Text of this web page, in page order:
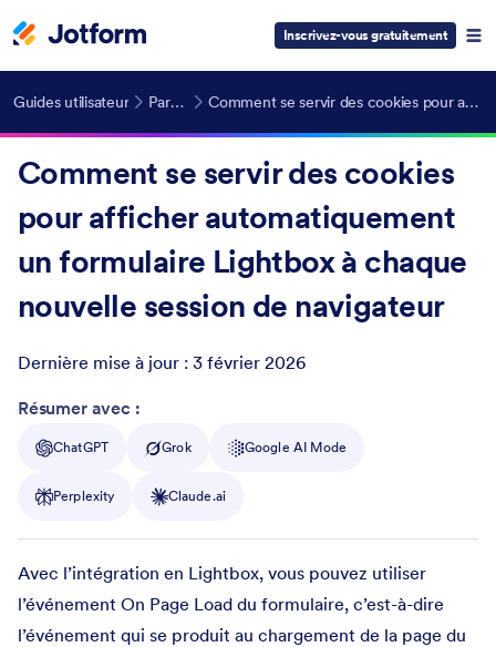
Inscrivez-vous gratuitement
Guides utilisateur Partager les formulaires Comment se servir des cookies pour afficher automatiquement un formulaire Lightbox à chaque nouvelle session de navigateur
Comment se servir des cookies
pour afficher automatiquement
un formulaire Lightbox à chaque
nouvelle session de navigateur
Dernière mise à jour : 3 février 2026
Post ID
Résumer avec :
ChatGPT Grok Google AI Mode
Perplexity Claude.ai
Avec l’intégration en Lightbox, vous pouvez utiliser
l’événement On Page Load du formulaire, c’est-à-dire
l’événement qui se produit au chargement de la page du